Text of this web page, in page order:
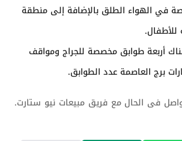
في الهواء الطلق بالإضافة إلى منطقة
للأطفال.
أربعة طوابق مخصصة للجراج ومواقف
برج العاصمة عدد الطوابق.
فى الحال مع فريق مبيعات نيو ستارت.